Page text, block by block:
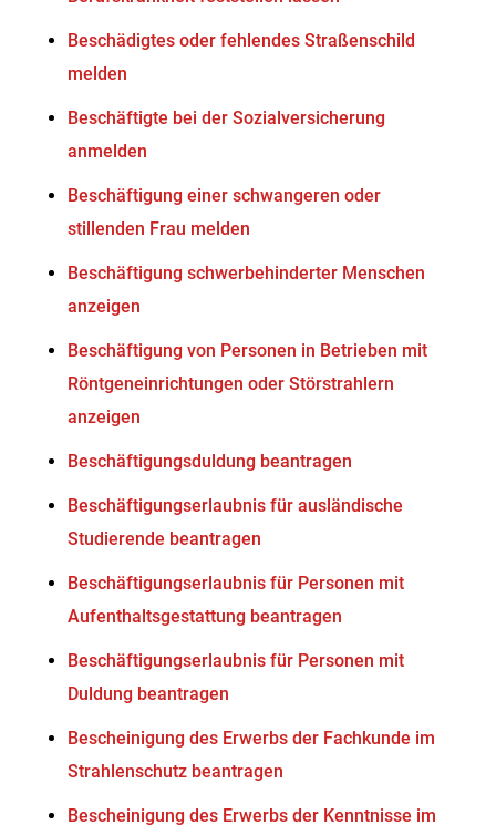
Beschädigtes oder fehlendes Straßenschild
melden
Beschäftigte bei der Sozialversicherung
anmelden
Beschäftigung einer schwangeren oder
stillenden Frau melden
Beschäftigung schwerbehinderter Menschen
anzeigen
Beschäftigung von Personen in Betrieben mit
Röntgeneinrichtungen oder Störstrahlern
anzeigen
Beschäftigungsduldung beantragen
Beschäftigungserlaubnis für ausländische
Studierende beantragen
Beschäftigungserlaubnis für Personen mit
Aufenthaltsgestattung beantragen
Beschäftigungserlaubnis für Personen mit
Duldung beantragen
Bescheinigung des Erwerbs der Fachkunde im
Strahlenschutz beantragen
Bescheinigung des Erwerbs der Kenntnisse im